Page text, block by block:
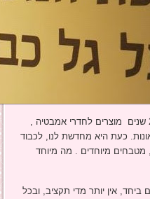
מייבאת ומשווקת כבר 26 שנים מוצרים לחדרי אמבטיה ,
כעת היא מחדשת לנו, לכבוד
מטבחים מיוחדים . מה מיוחד
ביחד, אין יותר מדי תקציב, ובכל